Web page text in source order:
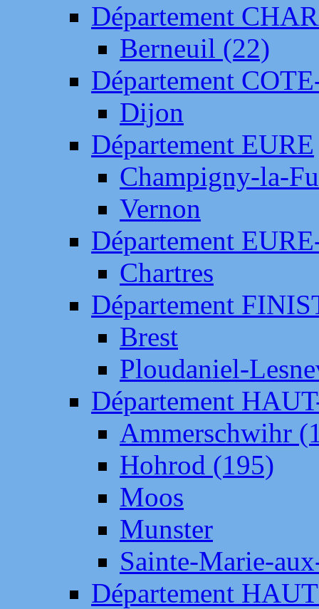
Département
Berneuil (22)
Département
Dijon
Département EURE
Champigny-la-
Vernon
Département
Chartres
Département
Brest
Ploudaniel-
Département
Ammerschwihr
Hohrod (195)
Moos
Munster
Sainte-Marie-
Département